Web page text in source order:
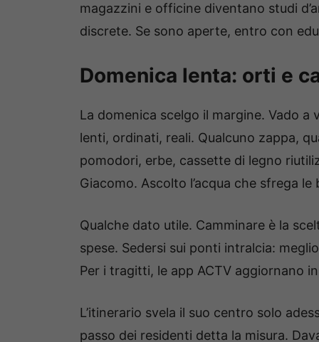
magazzini e officine diventano studi
discrete. Se sono aperte, entro con
Domenica lenta: orti e
La domenica scelgo il margine. Vado a
lenti, ordinati, reali. Qualcuno zappa,
pomodori, erbe, cassette di legno
Giacomo. Ascolto l’acqua che sfrega le
Qualche dato utile. Camminare è la
spese. Sedersi sui ponti intralcia:
Per i tragitti, le app ACTV aggiornano
L’itinerario svela il suo centro solo
passo dei residenti detta la misura.